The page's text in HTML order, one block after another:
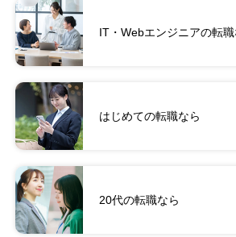
IT・Webエンジニアの転職
はじめての転職なら
20代の転職なら